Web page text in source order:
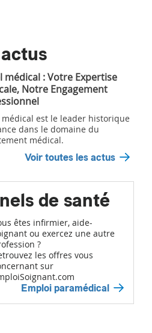
médical : Votre Expertise
Notre Engagement
est le leader historique
dans le domaine du
médical.
Voir toutes les actus
de santé
êtes infirmier, aide-
ou exercez une autre
?
les offres vous
sur
Emploi paramédical